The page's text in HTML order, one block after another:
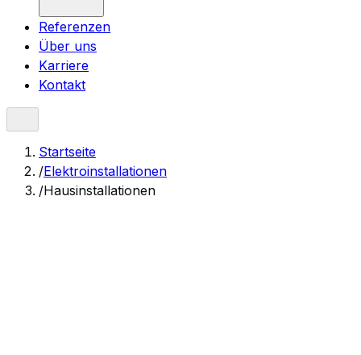
Referenzen
Über uns
Karriere
Kontakt
Startseite
/Elektroinstallationen
/Hausinstallationen